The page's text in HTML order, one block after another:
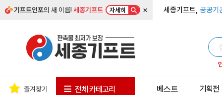
기프트인포의 새 이름!세종기프트 자세히 × 세종기프트, 공공기
즐겨찾기 전체 카테고리
베스트
기획전